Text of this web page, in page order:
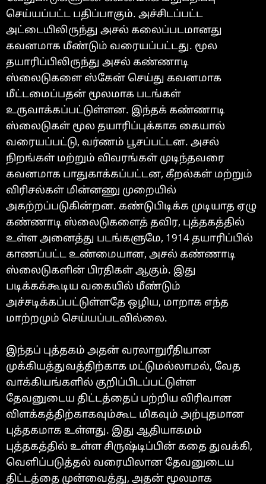
செய்யப்பட்ட பதிப்பாகும். அச்சிடப்பட்ட
அட்டையிலிருந்து அசல் கலைப்படமானது
கவனமாக மீண்டும் வரையப்பட்டது. மூல
தயாரிப்பிலிருந்து அசல் கண்ணாடி
ஸ்லைடுகளை ஸ்கேன் செய்து கவனமாக
மீட்டமைப்பதன் மூலமாக படங்கள்
உருவாக்கப்பட்டுள்ளன. இந்தக் கண்ணாடி
ஸ்லைடுகள் மூல தயாரிப்புக்காக கையால்
வரையப்பட்டு, வர்ணம் பூசப்பட்டன. அசல்
நிறங்கள் மற்றும் விவரங்கள் முடிந்தவரை
கவனமாக பாதுகாக்கப்பட்டன, கீறல்கள் மற்றும்
விரிசல்கள் மின்னணு முறையில்
அகற்றப்படுகின்றன. கண்டுபிடிக்க முடியாத ஏழு
கண்ணாடி ஸ்லைடுகளைத் தவிர, புத்தகத்தில்
உள்ள அனைத்து படங்களுமே, 1914 தயாரிப்பில்
காணப்பட்ட உண்மையான, அசல் கண்ணாடி
ஸ்லைடுகளின் பிரதிகள் ஆகும். இது
படிக்கக்கூடிய வகையில் மீண்டும்
அச்சடிக்கப்பட்டுள்ளதே ஒழிய, மாறாக எந்த
மாற்றமும் செய்யப்படவில்லை.
இந்தப் புத்தகம் அதன் வரலாறுரீதியான
முக்கியத்துவத்திற்காக மட்டுமல்லாமல், வேத
வாக்கியங்களில் குறிப்பிடப்பட்டுள்ள
தேவனுடைய திட்டத்தைப் பற்றிய விரிவான
விளக்கத்திற்காகவும்கூட மிகவும் அற்புதமான
புத்தகமாக உள்ளது. இது ஆதியாகமம்
புத்தகத்தில் உள்ள சிருஷ்டிப்பின் கதை துவக்கி,
வெளிப்படுத்தல் வரையிலான தேவனுடைய
திட்டத்தை முன்வைத்து, அதன் மூலமாக